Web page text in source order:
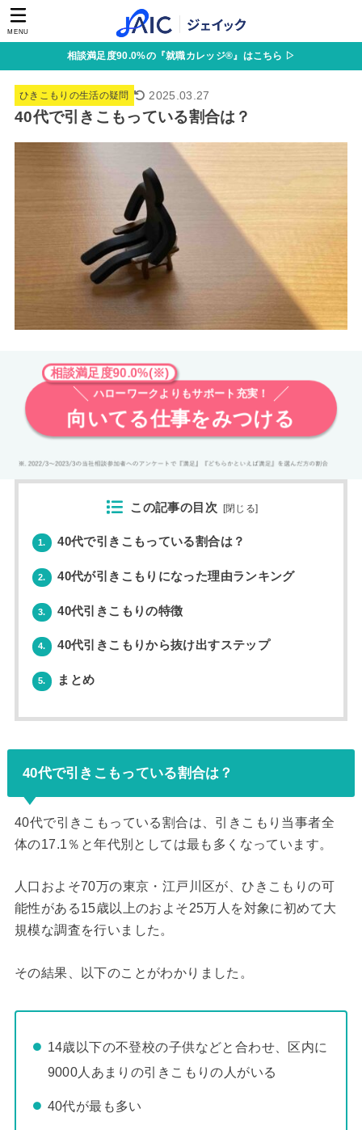
MENU
相談満足度90.0%の『就職カレッジ®』はこちら ▷
ひきこもりの生活の疑問 2025.03.27
40代で引きこもっている割合は？
相談満足度90.0%(※)
ハローワークよりもサポート充実！
向いてる仕事をみつける
この記事の目次 [閉じる]
1. 40代で引きこもっている割合は？
2. 40代が引きこもりになった理由ランキング
3. 40代引きこもりの特徴
4. 40代引きこもりから抜け出すステップ
5. まとめ
40代で引きこもっている割合は？
40代で引きこもっている割合は、引きこもり当事者全
体の17.1％と年代別としては最も多くなっています。
人口およそ70万の東京・江戸川区が、ひきこもりの可
能性がある15歳以上のおよそ25万人を対象に初めて大
規模な調査を行いました。
その結果、以下のことがわかりました。
14歳以下の不登校の子供などと合わせ、区内に
9000人あまりの引きこもりの人がいる
40代が最も多い